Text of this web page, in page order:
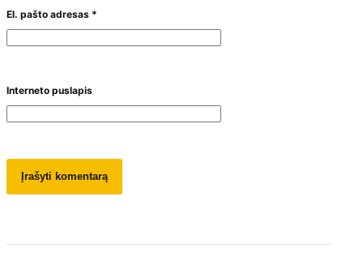
El. pašto adresas *
Interneto puslapis